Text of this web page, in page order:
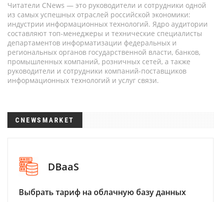
Читатели CNews — это руководители и сотрудники одной
из самых успешных отраслей российской экономики:
индустрии информационных технологий. Ядро аудитории
составляют топ-менеджеры и технические специалисты
департаментов информатизации федеральных и
региональных органов государственной власти, банков,
промышленных компаний, розничных сетей, а также
руководители и сотрудники компаний-поставщиков
информационных технологий и услуг связи.
CNEWSMARKET
DBaaS
Выбрать тариф на облачную базу данных